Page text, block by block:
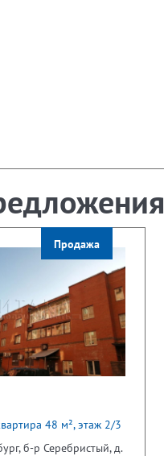
Продажа
48 м², этаж 2/3
б-р Серебристый, д.